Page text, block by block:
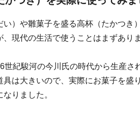
い）や雛菓子を盛る高杯（たかつき
現代の生活で使うことはまずありま
世紀駿河の今川氏の時代から生産さ
は大きいので、実際にお菓子を盛
りました。